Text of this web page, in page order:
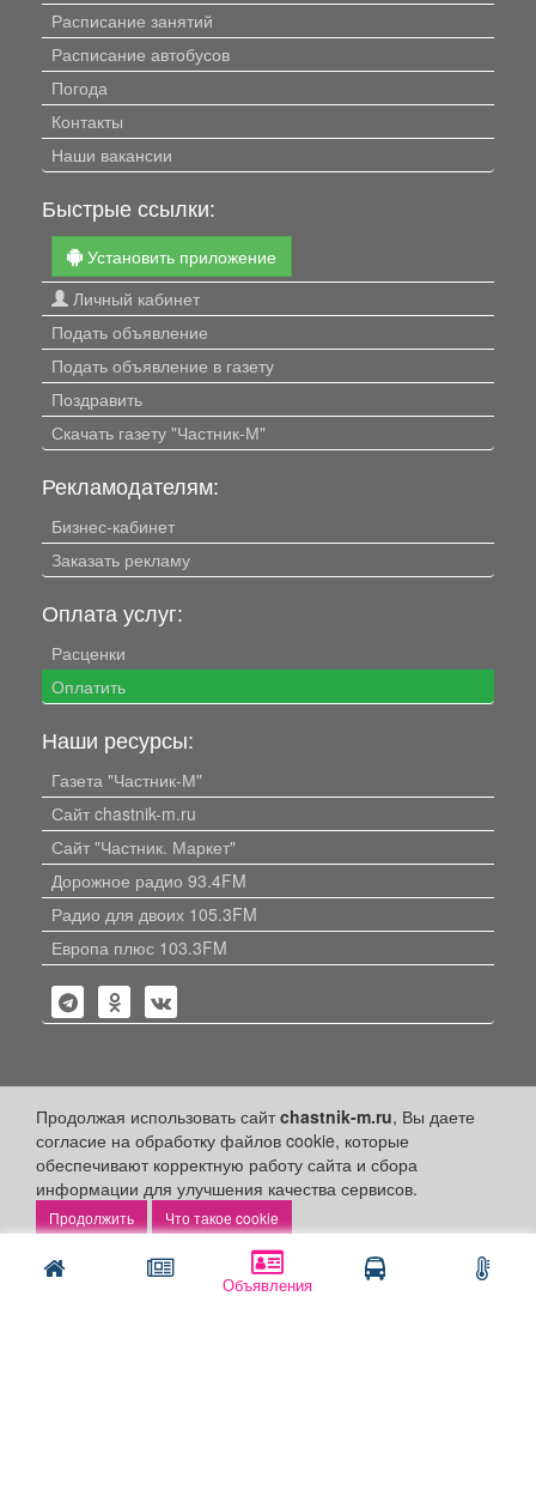
Объявления
Продолжая использовать сайтchastnik-m.ru, Вы даете
согласие на обработку файлов cookie, которые
обеспечивают корректную работу сайта и сбора
информации для улучшения качества сервисов.
Что такое cookie
Расписание занятий
Расписание автобусов
Погода
Контакты
Наши вакансии
Быстрые ссылки:
Установить приложение
Личный кабинет
Подать объявление
Подать объявление в газету
Поздравить
Скачать газету "Частник-М"
Рекламодателям:
Бизнес-кабинет
Заказать рекламу
Оплата услуг:
Расценки
Оплатить
Наши ресурсы:
Газета "Частник-М"
Сайт chastnik-m.ru
Сайт "Частник. Маркет"
Дорожное радио 93.4FM
Радио для двоих 105.3FM
Европа плюс 103.3FM
Политика конфиденциальности
Публикации с пометкой «Реклама», «На правах рекламы»,
«Партнёрский проект» оплачены рекламодателем.
Редакция сайта не несет ответственности за достоверность
информации, содержащейся в рекламных материалах и
объявлениях.
+16 © 2006-2026 ООО "Частник-М"